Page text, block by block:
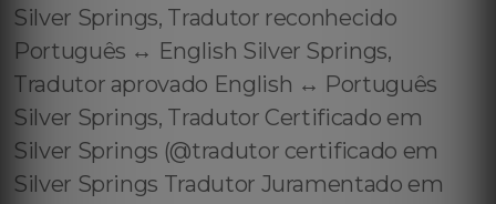
Silver Springs, Tradutor reconhecido
Português ↔️ English Silver Springs,
Tradutor aprovado English ↔️ Português
Silver Springs, Tradutor Certificado em
Silver Springs (@tradutor certificado em
Silver Springs Tradutor Juramentado em